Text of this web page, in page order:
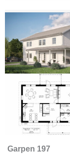
Garpen 197